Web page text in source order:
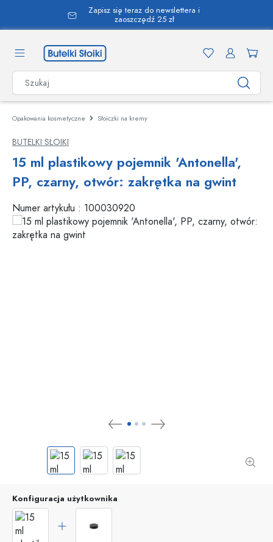
zawartości
Zapisz się teraz do newslettera i
zaoszczędź 25 zł
Opakowania kosmetyczne Słoiczki na kremy
BUTELKI SŁOIKI
15 ml plastikowy pojemnik 'Antonella',
PP, czarny, otwór: zakrętka na gwint
Numer artykułu : 100030920
Konfiguracja użytkownika